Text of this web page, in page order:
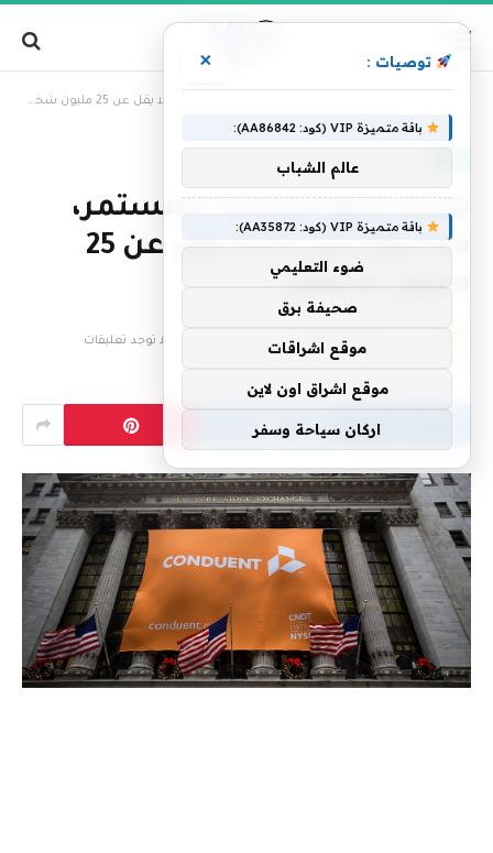
يتزايد خرق البيانات المستمر، مما يؤثر على ما لا يقل عن 25 مليون شخص
يتزايد خرق البيانات المستمر،
مما يؤثر على ما لا يقل عن 25
مليون شخص
فريق التحرير 24 فبراير، 2026 لا توجد تعليقات
3 دقائق
توصيات : ×
باقة متميزة VIP (كود: AA86842):
عالم الشباب
باقة متميزة VIP (كود: AA35872):
ضوء التعليمي
صحيفة برق
موقع اشراقات
موقع اشراق اون لاين
اركان سياحة وسفر